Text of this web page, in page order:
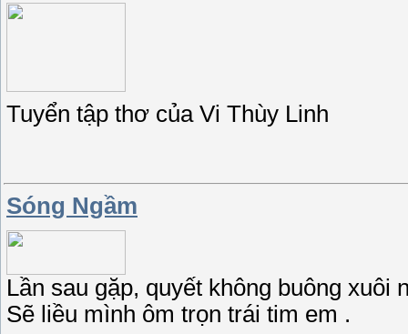
Tuyển tập thơ của Vi Thùy Linh
Sóng Ngầm
Lần sau gặp, quyết không buông xuôi
Sẽ liều mình ôm trọn trái tim em .